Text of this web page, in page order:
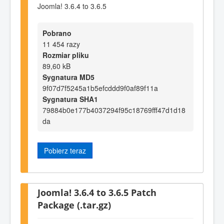
Joomla! 3.6.4 to 3.6.5
Pobrano
11 454 razy
Rozmiar pliku
89,60 kB
Sygnatura MD5
9f07d7f5245a1b5efcddd9f0af89f11a
Sygnatura SHA1
79884b0e177b4037294f95c18769fff47d1d18
da
Pobierz teraz
Joomla! 3.6.4 to 3.6.5 Patch
Package (.tar.gz)